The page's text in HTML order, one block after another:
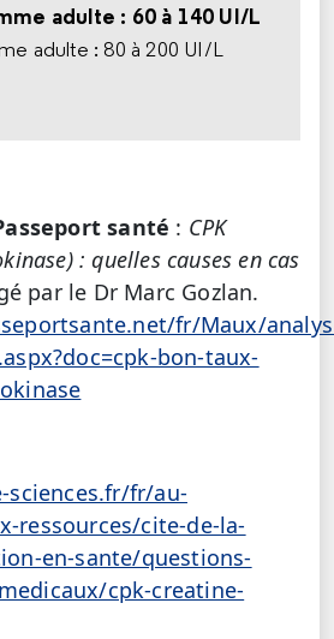
adulte : 60 à 140 UI/L
adulte : 80 à 200 UI/L
santé : CPK
: quelles causes en cas
par le Dr Marc Gozlan.
fr/Maux/
bon-taux-
fr/au-
ressources/cite-de-la-
en-sante/questions-
cpk-creatine-